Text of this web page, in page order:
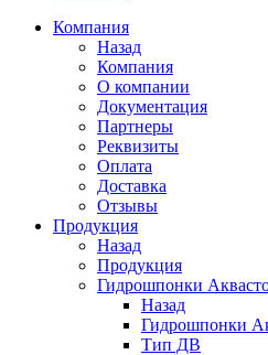
Компания
Назад
Компания
О компании
Документация
Партнеры
Реквизиты
Оплата
Доставка
Отзывы
Продукция
Назад
Продукция
Гидрошпонки
Назад
Гидрошпонки
Тип ДВ